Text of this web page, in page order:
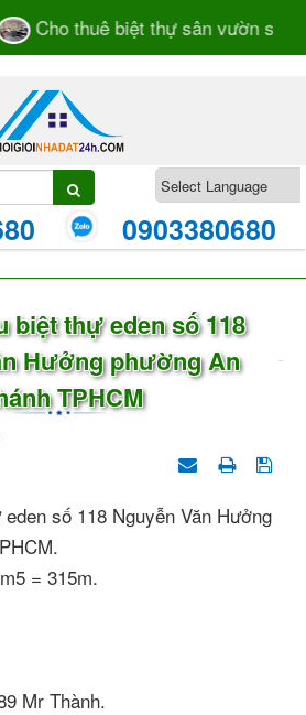
Cho thuê biệt thự sân vườn số 55/
0903380680
biệt thự eden số 118
Hưởng phường An
TPHCM
số 118 Nguyễn Văn Hưởng
= 315m.
Mr Thành.